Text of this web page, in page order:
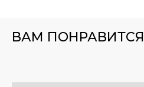
ВАМ ПОНРАВИТСЯ